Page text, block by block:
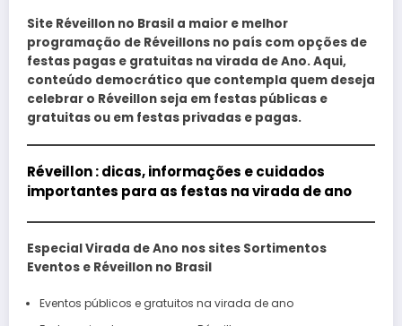
Site Réveillon no Brasil a maior e melhor
programação de Réveillons no país com opções de
festas pagas e gratuitas na virada de Ano. Aqui,
conteúdo democrático que contempla quem deseja
celebrar o Réveillon seja em festas públicas e
gratuitas ou em festas privadas e pagas.
Réveillon : dicas, informações e cuidados
importantes para as festas na virada de ano
Especial Virada de Ano nos sites Sortimentos
Eventos e Réveillon no Brasil
Eventos públicos e gratuitos na virada de ano